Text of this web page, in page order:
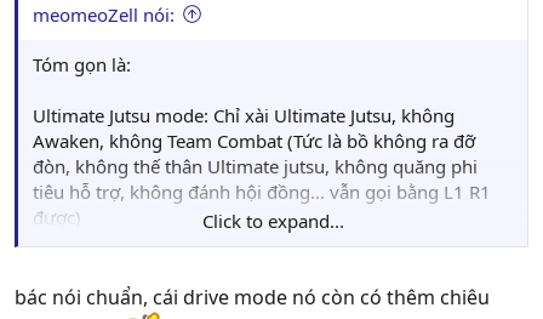
meomeoZell nói:
Tóm gọn là:
Ultimate Jutsu mode: Chỉ xài Ultimate Jutsu, không
Awaken, không Team Combat (Tức là bồ không ra đỡ
đòn, không thế thân Ultimate jutsu, không quăng phi
tiêu hỗ trợ, không đánh hội đồng... vẫn gọi bằng L1 R1
được)
Ultimate không Team Combat(như trên)
Click to expand...
bác nói chuẩn, cái drive mode nó còn có thêm chiêu